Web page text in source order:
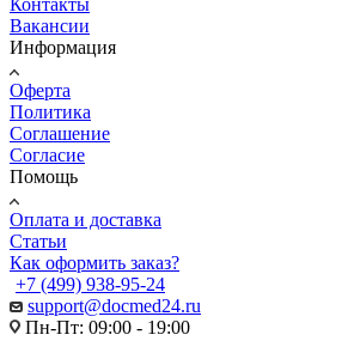
Контакты
Вакансии
Информация
Оферта
Политика
Соглашение
Согласие
Помощь
Оплата и доставка
Статьи
Как оформить заказ?
+7 (499) 938-95-24
support@docmed24.ru
Пн-Пт: 09:00 - 19:00